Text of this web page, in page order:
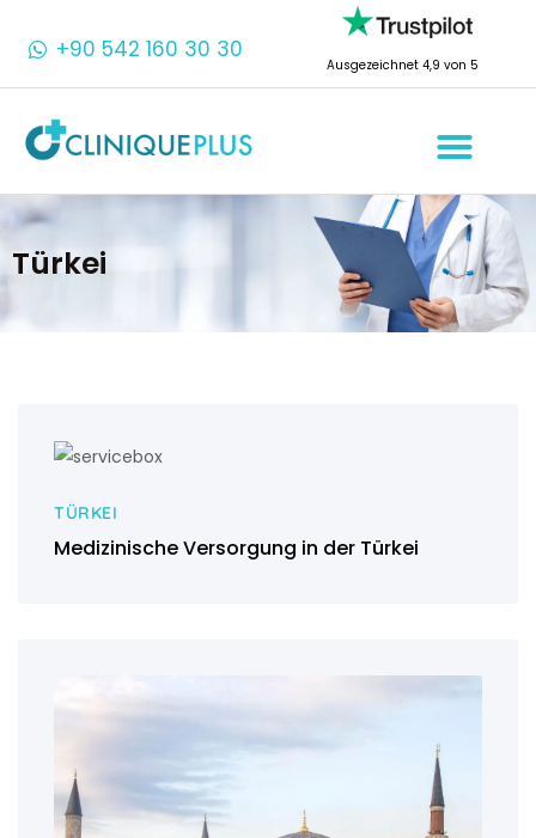
+90 542 160 30 30
Ausgezeichnet 4,9 von 5
Türkei
TÜRKEI
Medizinische Versorgung in der Türkei